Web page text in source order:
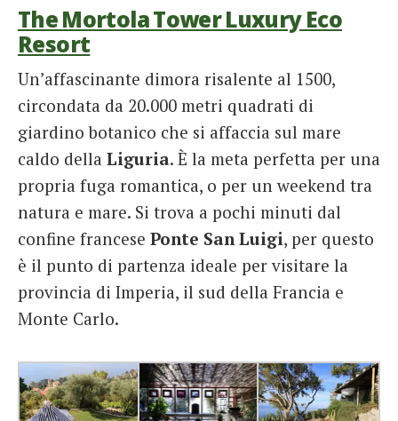
The Mortola Tower Luxury Eco
Resort
Un’affascinante dimora risalente al 1500,
circondata da 20.000 metri quadrati di
giardino botanico che si affaccia sul mare
caldo della Liguria. È la meta perfetta per una
propria fuga romantica, o per un weekend tra
natura e mare. Si trova a pochi minuti dal
confine francese Ponte San Luigi, per questo
è il punto di partenza ideale per visitare la
provincia di Imperia, il sud della Francia e
Monte Carlo.